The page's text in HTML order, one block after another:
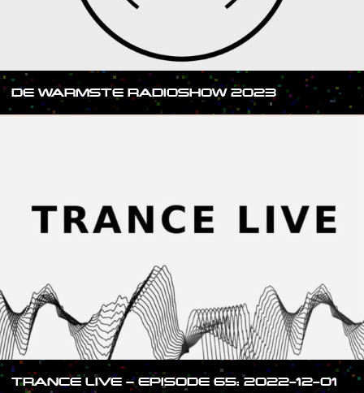
DE WARMSTE RADIOSHOW 2023
TRANCE LIVE – EPISODE 65: 2022-12-01